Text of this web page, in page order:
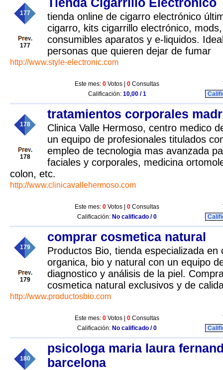
177
177
tienda online de cigarro electrónico
cigarro, kits cigarrillo electrónico,
consumibles aparatos y e-liquidos.
personas que quieren dejar de fumar
http://www.style-electronic.com
Este mes: 0 Votos | 0 Consultas
Calificación: 10,00 / 1
178
178
tratamientos corporales
Clinica Valle Hermoso, centro medico
un equipo de profesionales titulados
empleo de tecnologia mas avanzada
faciales y corporales, medicina
colon, etc.
http://www.clinicavallehermoso.com
Este mes: 0 Votos | 0 Consultas
Calificación: No calificado / 0
179
179
comprar cosmetica natural
Productos Bio, tienda especializada en
organica, bio y natural con un equipo
diagnostico y análisis de la piel.
cosmetica natural exclusivos y de
http://www.productosbio.com
Este mes: 0 Votos | 0 Consultas
Calificación: No calificado / 0
180
psicologa maria laura
barcelona